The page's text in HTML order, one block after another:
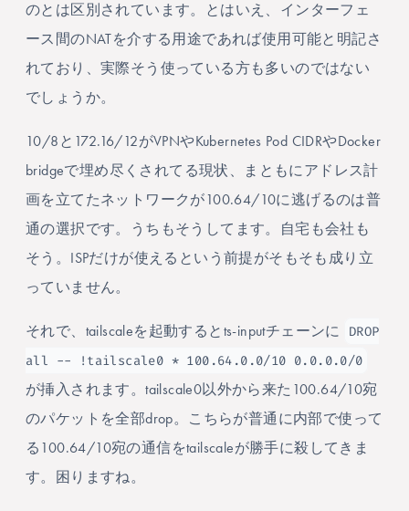
のとは区別されています。とはいえ、インターフェ
ース間のNATを介する用途であれば使用可能と明記さ
れており、実際そう使っている方も多いのではない
でしょうか。
10/8と172.16/12がVPNやKubernetes Pod CIDRやDocker
bridgeで埋め尽くされてる現状、まともにアドレス計
画を立てたネットワークが100.64/10に逃げるのは普
通の選択です。うちもそうしてます。自宅も会社も
そう。ISPだけが使えるという前提がそもそも成り立
っていません。
それで、tailscaleを起動するとts-inputチェーンに
DROP
all -- !tailscale0 * 100.64.0.0/10 0.0.0.0/0
が挿入されます。tailscale0以外から来た100.64/10宛
のパケットを全部drop。こちらが普通に内部で使って
る100.64/10宛の通信をtailscaleが勝手に殺してきま
す。困りますね。